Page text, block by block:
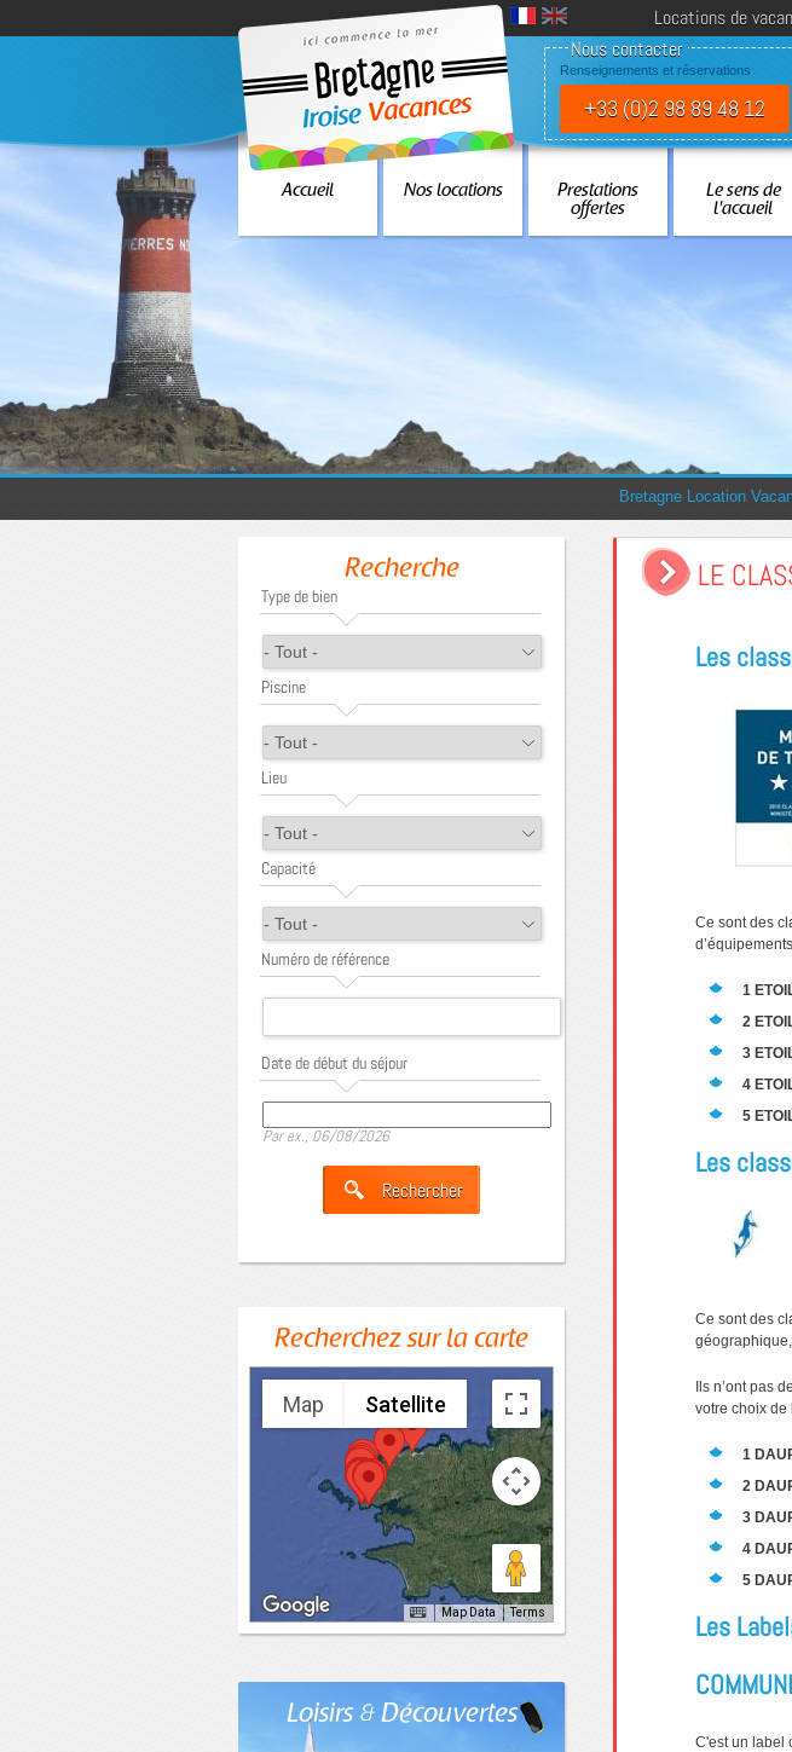
Locations de
Nous contacter
Renseignements et réservations
+33 (0)2 98 89 48 12
Accueil Nos locations
Prestations
offertes
Le sens de
l'accueil
You are here:
Bretagne Location
Recherche
Type de bien
Piscine
Lieu
Capacité
Numéro de référence
Date de début du séjour
Date
Par ex., 06/08/2026
Recherchez sur la carte
Map Satellite
Map Data Terms
Loisirs & Découvertes
LE
Les
Ce sont des
1
2
3
4
5
Les
Ce sont des
Ils n’ont pas
votre choix de
1 D
2
3
4
5
Les
C'est un label